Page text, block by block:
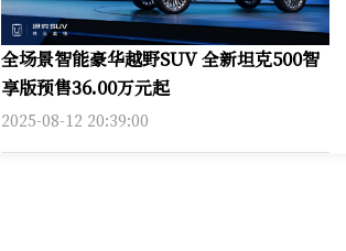
全场景智能豪华越野SUV 全新坦克500智
享版预售36.00万元起
2025-08-12 20:39:00